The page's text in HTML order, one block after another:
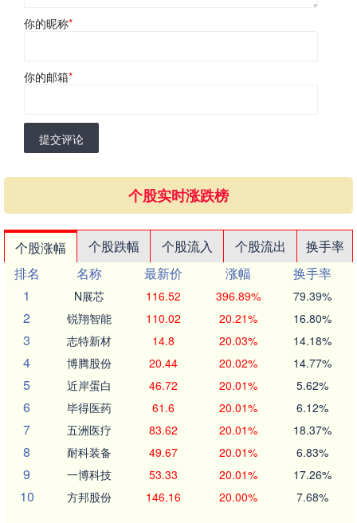
你的昵称*
你的邮箱*
提交评论
个股实时涨跌榜
个股涨幅 个股跌幅 个股流入 个股流出
换手率
排名
名称 最新价 涨幅
换手率
1
N展芯 116.52 396.89% 79.39%
2 锐翔智能 110.02 20.21% 16.80%
3 志特新材 14.8 20.03% 14.18%
4 博腾股份 20.44 20.02% 14.77%
5 近岸蛋白 46.72 20.01% 5.62%
6 毕得医药 61.6 20.01% 6.12%
7 五洲医疗 83.62 20.01% 18.37%
8 耐科装备 49.67 20.01% 6.83%
9 一博科技 53.33 20.01% 17.26%
10 方邦股份 146.16 20.00% 7.68%